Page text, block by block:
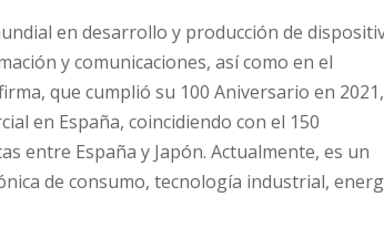
en desarrollo y producción de
y comunicaciones, así como en el
que cumplió su 100 Aniversario en 2021,
en España, coincidiendo con el 150
entre España y Japón. Actualmente, es un
de consumo, tecnología industrial,